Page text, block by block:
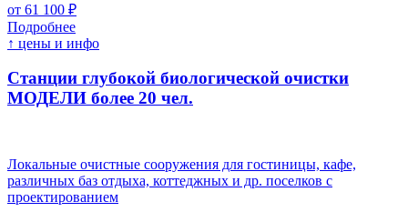
от 61 100 ₽
Подробнее
↑ цены и инфо
Станции глубокой биологической очистки
МОДЕЛИ более 20 чел.
Локальные очистные сооружения для гостиницы, кафе,
различных баз отдыха, коттеджных и др. поселков с
проектированием